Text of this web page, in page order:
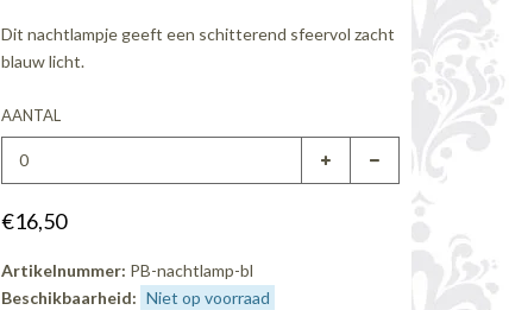
Dit nachtlampje geeft een schitterend sfeervol zacht
blauw licht.
AANTAL
€16,50
Artikelnummer: PB-nachtlamp-bl
Beschikbaarheid: Niet op voorraad